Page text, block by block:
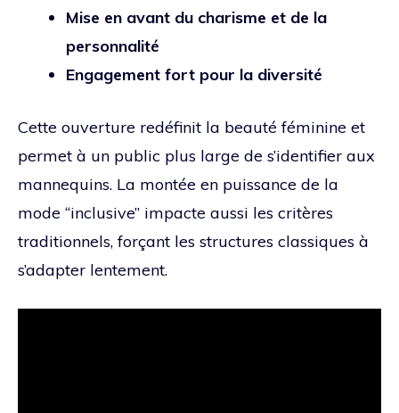
Mise en avant du charisme et de la
personnalité
Engagement fort pour la diversité
Cette ouverture redéfinit la beauté féminine et
permet à un public plus large de s’identifier aux
mannequins. La montée en puissance de la
mode “inclusive” impacte aussi les critères
traditionnels, forçant les structures classiques à
s’adapter lentement.